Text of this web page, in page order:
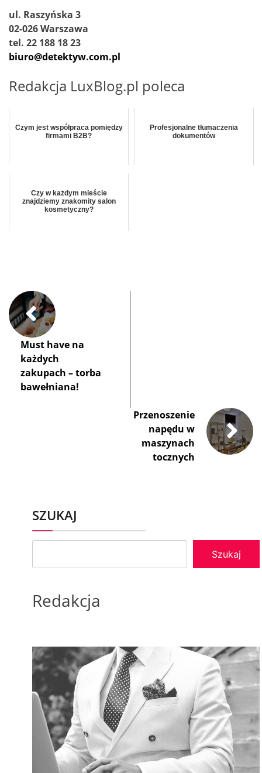
ul. Raszyńska 3
02-026 Warszawa
tel. 22 188 18 23
biuro@detektyw.com.pl
Redakcja LuxBlog.pl poleca
Czym jest współpraca pomiędzy
firmami B2B?
Profesjonalne tłumaczenia
dokumentów
Czy w każdym mieście
znajdziemy znakomity salon
kosmetyczny?
Must have na
każdych
zakupach – torba
bawełniana!
Przenoszenie
napędu w
maszynach
tocznych
SZUKAJ
Szukaj
Redakcja